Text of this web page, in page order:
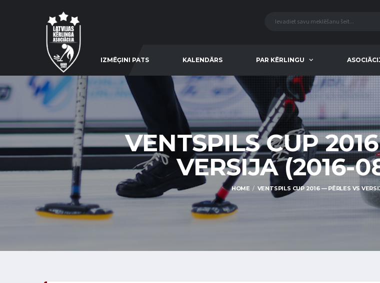
IZMĒĢINI PATS KALENDĀRS PAR KĒRLINGU
VENTSPILS CUP
VERSIJA (2016-
HOME VENTSPILS CUP 2016 — PĒRLES VS